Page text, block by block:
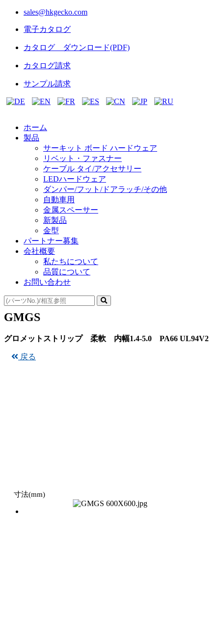
sales@hkgecko.com
電子カタログ
カタログ ダウンロード(PDF)
カタログ請求
サンプル請求
ホーム
製品
サーキット ボード ハードウェア
リベット・ファスナー
ケーブル タイ/アクセサリー
LEDハードウェア
ダンパー/フット/ドアラッチ/その他
自動車用
金属スペーサー
新製品
金型
パートナー募集
会社概要
私たちについて
品質について
お問い合わせ
GMGS
グロメットストリップ 柔軟 内幅1.4-5.0 PA66 UL94V2
戻る
寸法(mm)